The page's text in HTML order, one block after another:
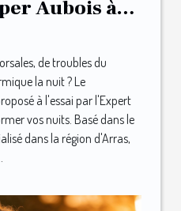
Aubois à
de troubles du
la nuit ? Le
à l'essai par l'Expert
vos nuits. Basé dans le
dans la région d'Arras,